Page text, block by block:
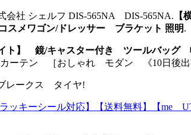
社 シェルフ DIS-565NA DIS-565NA. 【
スメワゴン/ドレッサー ブラケット 照明.
イト】 鏡/キャスター付き ツールバッグ
ーテン ［おしゃれ モダン 《10日後
レークス タイヤ!
ラッキーシール対応】【送料無料】【me